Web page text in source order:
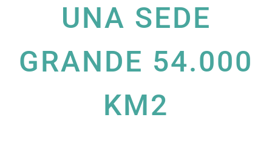
UNA SEDE
GRANDE 54.000
KM2